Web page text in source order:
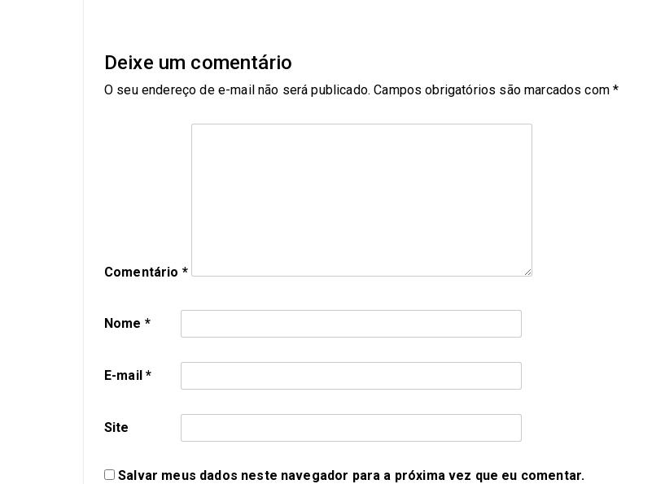
Deixe um comentário
O seu endereço de e-mail não será publicado. Campos obrigatórios são marcados com*
Comentário *
Nome *
E-mail*
Site
Salvar meus dados neste navegador para a próxima vez que eu comentar.